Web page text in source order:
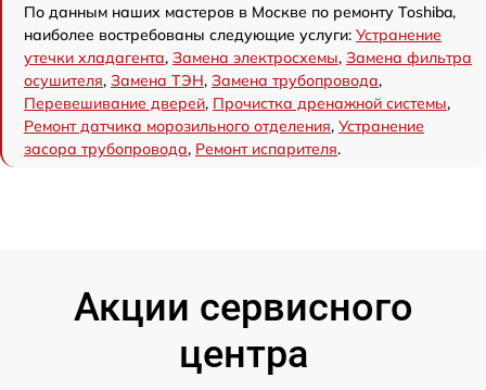
По данным наших мастеров в Москве по ремонту Toshiba,
наиболее востребованы следующие услуги: Устранение
утечки хладагента, Замена электросхемы, Замена фильтра
осушителя, Замена ТЭН, Замена трубопровода,
Перевешивание дверей, Прочистка дренажной системы,
Ремонт датчика морозильного отделения, Устранение
засора трубопровода, Ремонт испарителя.
Акции сервисного
центра